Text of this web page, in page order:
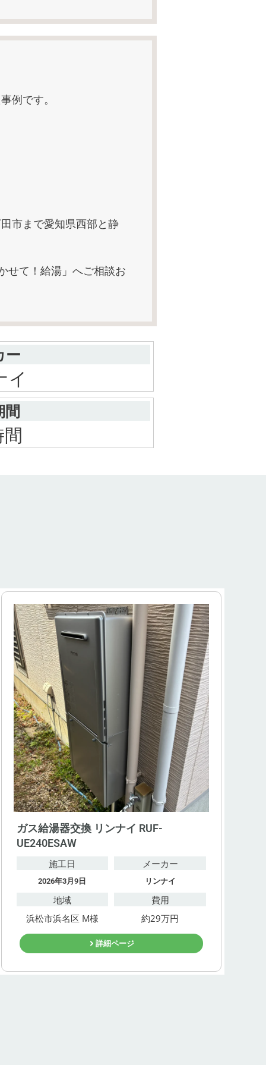
例です。
市まで愛知県西部と静
せて！給湯」へご相談お
ー
イ
間
ガス給湯器交換 リンナイ RUF-
UE240ESAW
施工日
2026年3月9日
メーカー
リンナイ
地域
浜松市浜名区 M様
費用
約29万円
詳細ページ